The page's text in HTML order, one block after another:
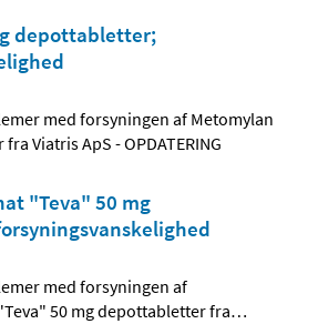
depottabletter;
med forsyningen af Metomylan
Viatris ApS - OPDATERING
"Teva" 50 mg
med forsyningen af
50 mg depottabletter fra…